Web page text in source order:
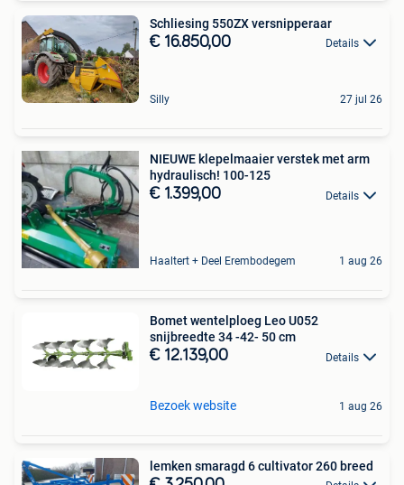
Schliesing 550ZX versnipperaar
€ 16.850,00 Details
Silly 27 jul 26
NIEUWE klepelmaaier verstek met arm
hydraulisch! 100-125
€ 1.399,00 Details
Haaltert + Deel Erembodegem 1 aug 26
Bomet wentelploeg Leo U052
snijbreedte 34 -42- 50 cm
€ 12.139,00 Details
Bezoek website 1 aug 26
lemken smaragd 6 cultivator 260 breed